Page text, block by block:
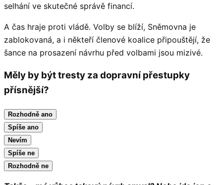
selhání ve skutečné správě financí.
A čas hraje proti vládě. Volby se blíží, Sněmovna je
zablokovaná, a i někteří členové koalice připouštějí, že
šance na prosazení návrhu před volbami jsou mizivé.
Měly by být tresty za dopravní přestupky
přísnější?
Rozhodně ano
Spíše ano
Nevím
Spíše ne
Rozhodně ne